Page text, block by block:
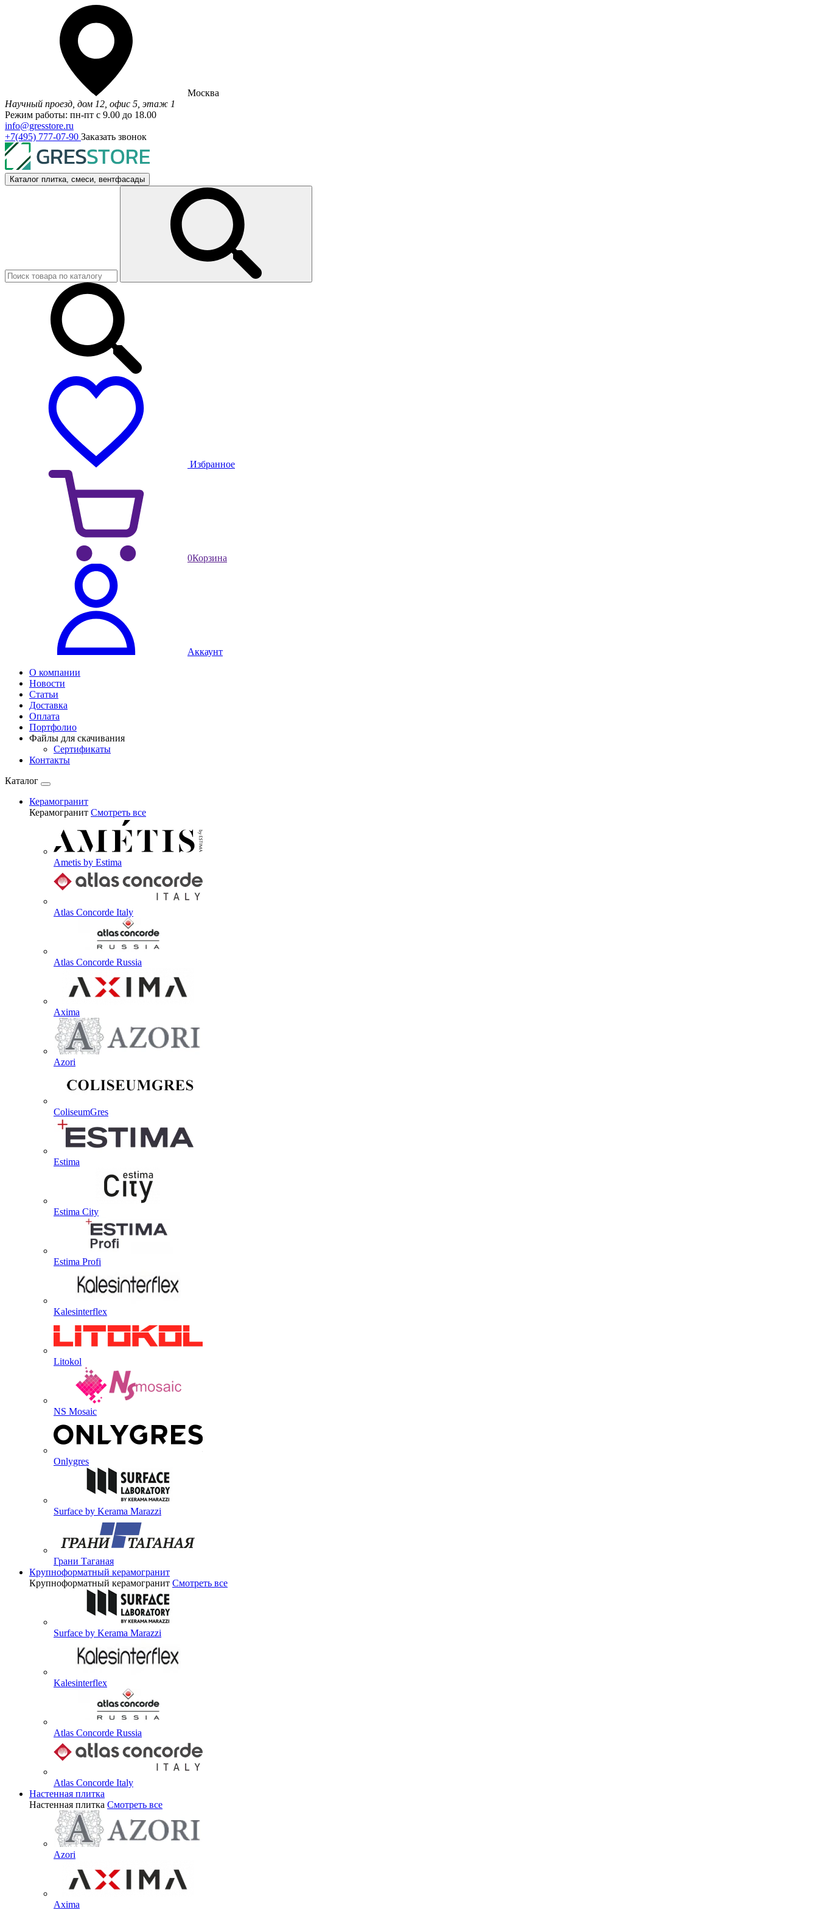
Москва
Научный проезд, дом 12, офис 5, этаж 1
Режим работы: пн-пт с 9.00 до 18.00
info@gresstore.ru
+7(495) 777-07-90 Заказать звонок
Каталог плитка, смеси, вентфасады
Избранное
0Корзина
Аккаунт
О компании
Новости
Статьи
Доставка
Оплата
Портфолио
Файлы для скачивания
Сертификаты
Контакты
Каталог
Керамогранит
Керамогранит Смотреть все
Ametis by Estima
Atlas Concorde Italy
Atlas Concorde Russia
Axima
Azori
ColiseumGres
Estima
Estima City
Estima Profi
Kalesinterflex
Litokol
NS Mosaic
Onlygres
Surface by Kerama Marazzi
Грани Таганая
Крупноформатный керамогранит
Крупноформатный керамогранит Смотреть все
Surface by Kerama Marazzi
Kalesinterflex
Atlas Concorde Russia
Atlas Concorde Italy
Настенная плитка
Настенная плитка Смотреть все
Azori
Axima